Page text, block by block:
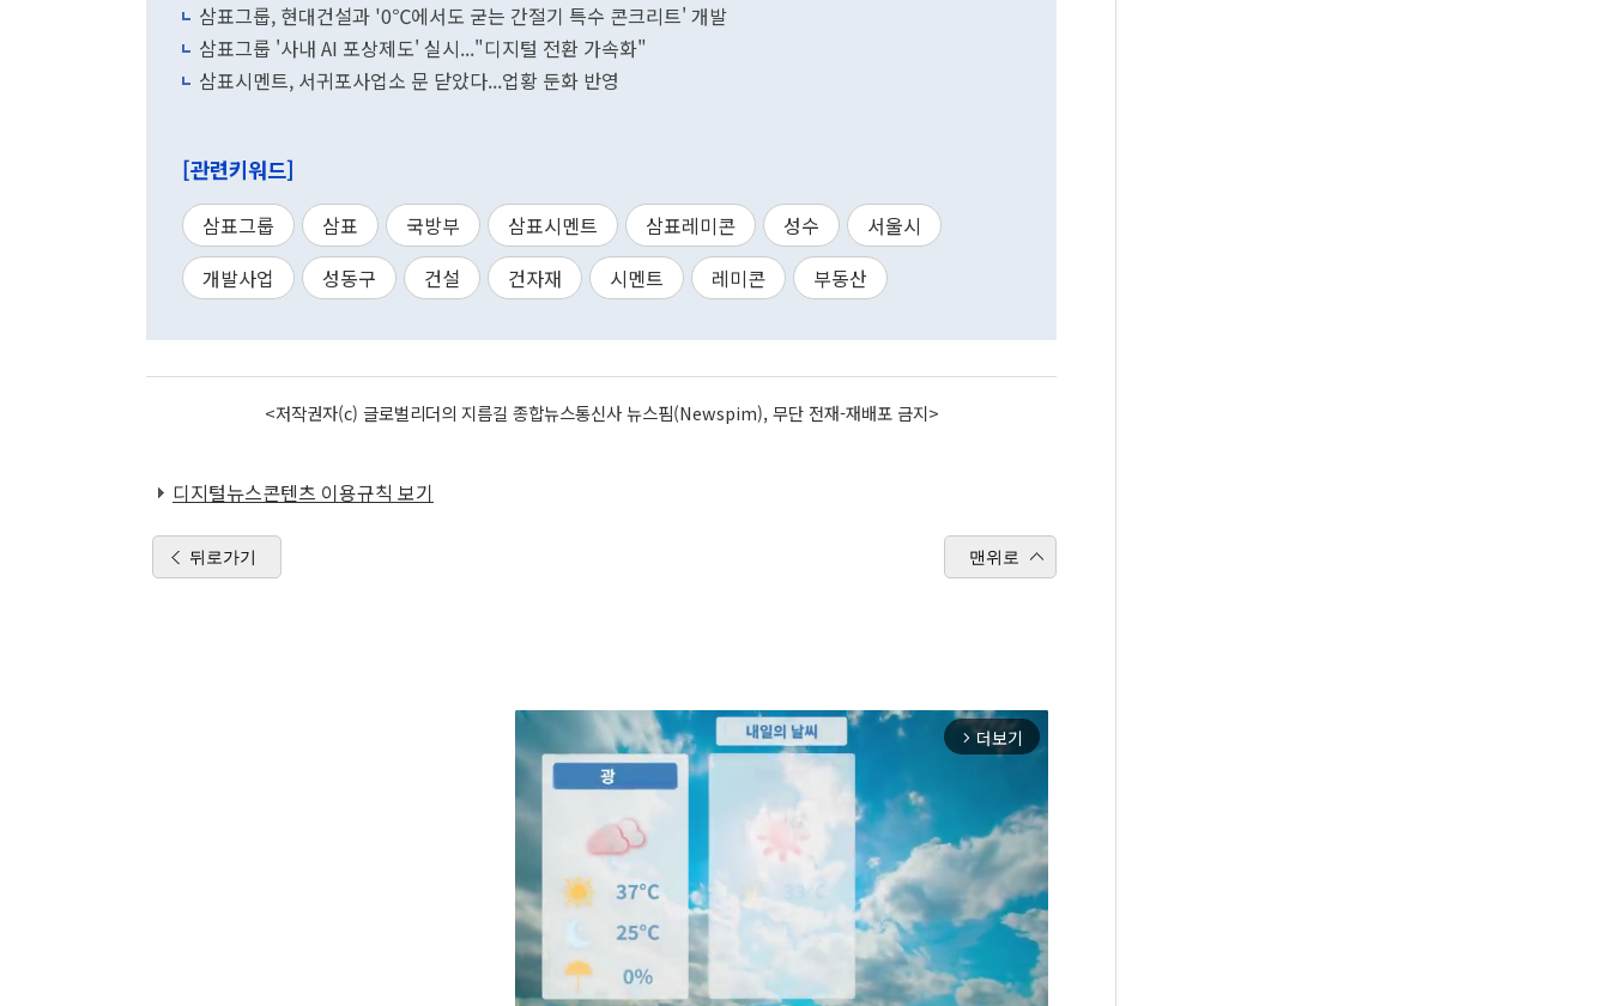
삼표그룹, 현대건설과 '0℃에서도 굳는 간절기 특수 콘크리트' 개발
삼표그룹 '사내 AI 포상제도' 실시..."디지털 전환 가속화"
삼표시멘트, 서귀포사업소 문 닫았다...업황 둔화 반영
[관련키워드]
삼표그룹 삼표 국방부 삼표시멘트 삼표레미콘 성수
서울시
개발사업
성동구 건설 건자재 시멘트 레미콘 부동산
<저작권자(c) 글로벌리더의 지름길 종합뉴스통신사 뉴스핌(Newspim), 무단 전재-재배포 금지>
디지털뉴스콘텐츠 이용규칙 보기
뒤로가기 맨위로
arrow_forward_ios 더보기